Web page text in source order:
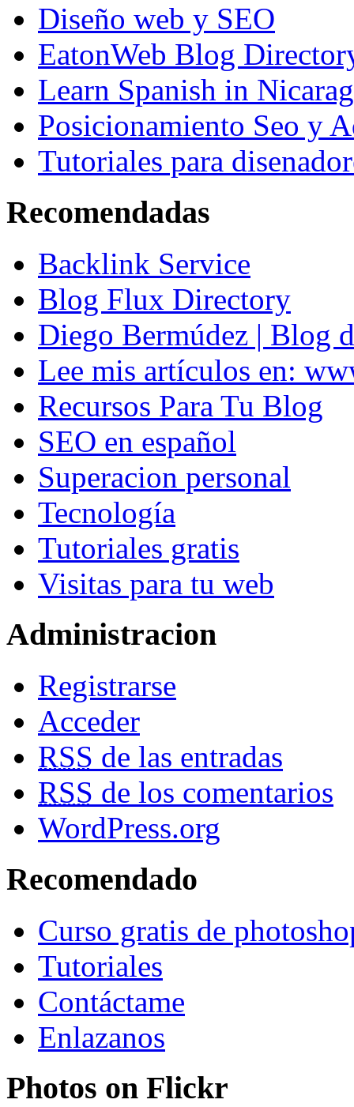
Diseño web y SEO
EatonWeb Blog
Learn Spanish in
Posicionamiento Seo y
Tutoriales para
Recomendadas
Backlink Service
Blog Flux Directory
Diego Bermúdez | Blog
Lee mis artículos en:
Recursos Para Tu Blog
SEO en español
Superacion personal
Tecnología
Tutoriales gratis
Visitas para tu web
Administracion
Registrarse
Acceder
RSS de las entradas
RSS de los comentarios
WordPress.org
Recomendado
Curso gratis de
Tutoriales
Contáctame
Enlazanos
Photos on Flickr